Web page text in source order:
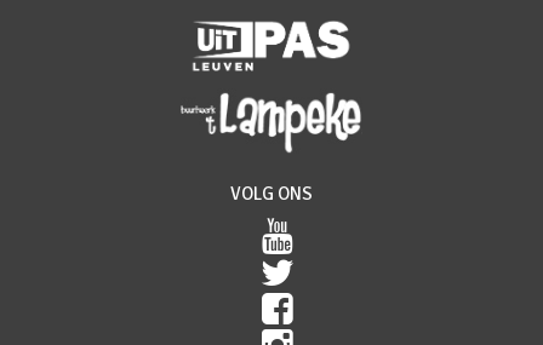
VOLG ONS